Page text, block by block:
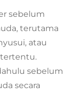
sebelum
terutama
atau
sebelum
secara